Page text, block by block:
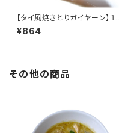
【タイ風焼きとりガイヤーン】１
前
¥864
その他の商品